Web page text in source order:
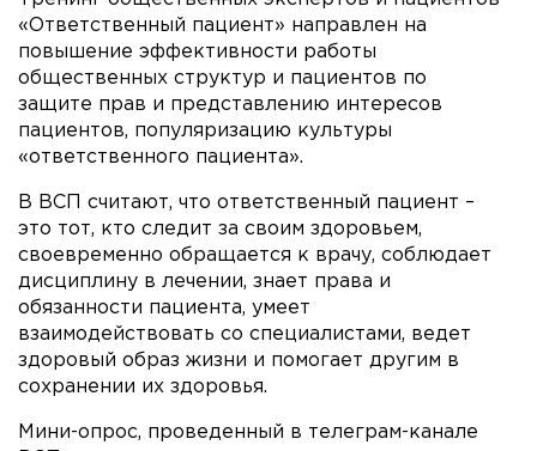
«Ответственный пациент» направлен на
повышение эффективности работы
общественных структур и пациентов по
защите прав и представлению интересов
пациентов, популяризацию культуры
«ответственного пациента».
В ВСП считают, что ответственный пациент –
это тот, кто следит за своим здоровьем,
своевременно обращается к врачу, соблюдает
дисциплину в лечении, знает права и
обязанности пациента, умеет
взаимодействовать со специалистами, ведет
здоровый образ жизни и помогает другим в
сохранении их здоровья.
Мини-опрос, проведенный в телеграм-канале